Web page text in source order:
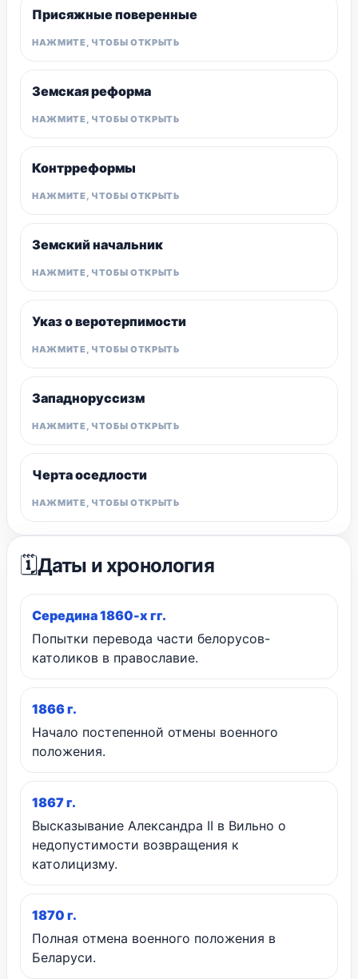
Присяжные поверенные
Земская реформа
Контрреформы
Земский начальник
Указ о веротерпимости
Западноруссизм
Черта оседлости
🗓️Даты и хронология
Середина 1860-х гг.
Попытки перевода части белорусов-
католиков в православие.
1866 г.
Начало постепенной отмены военного
положения.
1867 г.
Высказывание Александра II в Вильно о
недопустимости возвращения к
католицизму.
1870 г.
Полная отмена военного положения в
Беларуси.